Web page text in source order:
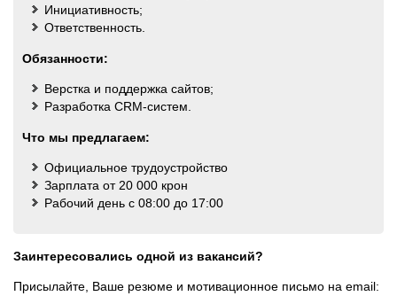
Инициативность;
Ответственность.
Обязанности:
Верстка и поддержка сайтов;
Разработка CRM-систем.
Что мы предлагаем:
Официальное трудоустройство
Зарплата от 20 000 крон
Рабочий день с 08:00 до 17:00
Заинтересовались одной из вакансий?
Присылайте, Ваше резюме и мотивационное письмо на email: